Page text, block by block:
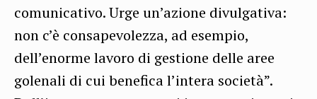
comunicativo. Urge un’azione divulgativa:
non c’è consapevolezza, ad esempio,
dell’enorme lavoro di gestione delle aree
golenali di cui benefica l’intera società”.